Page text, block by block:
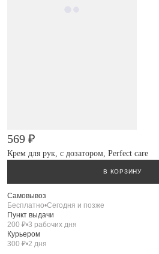
Крем для рук, с дозатором, Perfect care
569 ₽
В КОРЗИНУ
Самовывоз
Бесплатно•Сегодня и позже
Пункт выдачи
200 ₽•3 рабочих дня
Курьером
300 ₽•2 дня